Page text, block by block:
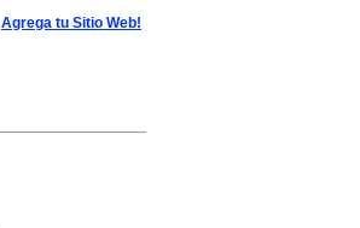
Agrega tu Sitio Web!